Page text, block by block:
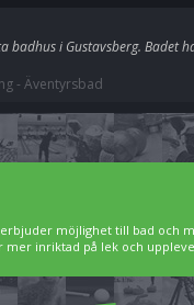
badhus i Gustavsberg. Badet
- Äventyrsbad
möjlighet till bad och
mer inriktad på lek och